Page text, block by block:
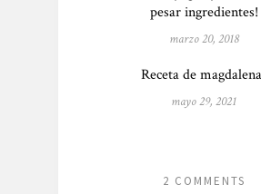
pesar ingredientes!
marzo 20, 2018
Receta de
mayo 29, 2021
2 COMMENTS